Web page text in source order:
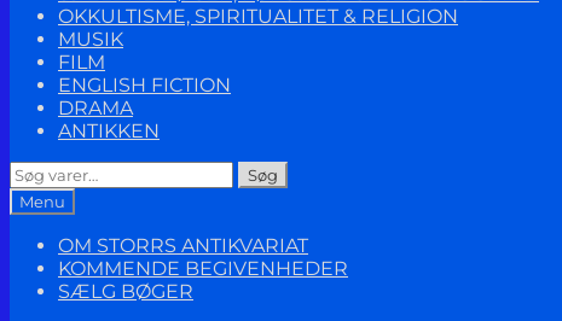
OKKULTISME, SPIRITUALITET & RELIGION
MUSIK
FILM
ENGLISH FICTION
DRAMA
ANTIKKEN
Søg
efter:
Søg
Menu
OM STORRS ANTIKVARIAT
KOMMENDE BEGIVENHEDER
SÆLG BØGER